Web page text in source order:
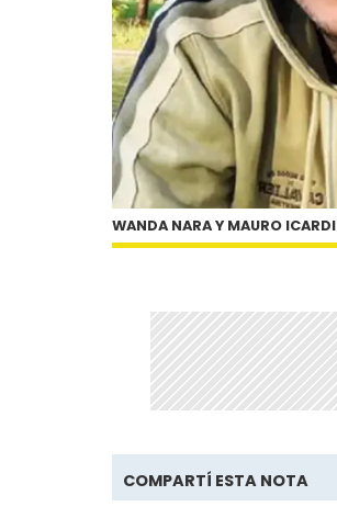
WANDA NARA Y MAURO ICARDI
COMPARTÍ ESTA NOTA